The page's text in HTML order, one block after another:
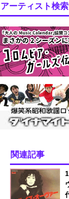
アーティスト検索
関連記事